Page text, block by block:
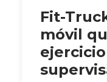
Fit-
móvil